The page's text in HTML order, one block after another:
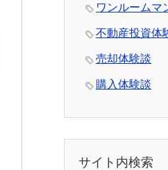
ワンルームマ
不動産投資体
売却体験談
購入体験談
サイト内検索